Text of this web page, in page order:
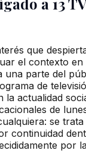
que
el contexto
una parte del
de
la actualidad
de
se
continuidad
por